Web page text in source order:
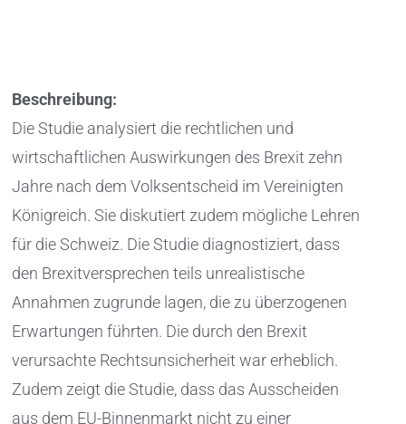
Beschreibung:
Die Studie analysiert die rechtlichen und
wirtschaftlichen Auswirkungen des Brexit zehn
Jahre nach dem Volksentscheid im Vereinigten
Königreich. Sie diskutiert zudem mögliche Lehren
für die Schweiz. Die Studie diagnostiziert, dass
den Brexitversprechen teils unrealistische
Annahmen zugrunde lagen, die zu überzogenen
Erwartungen führten. Die durch den Brexit
verursachte Rechtsunsicherheit war erheblich.
Zudem zeigt die Studie, dass das Ausscheiden
aus dem EU-Binnenmarkt nicht zu einer